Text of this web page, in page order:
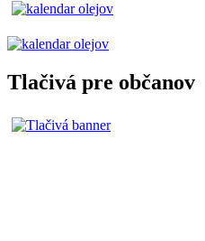
Tlačivá pre občanov